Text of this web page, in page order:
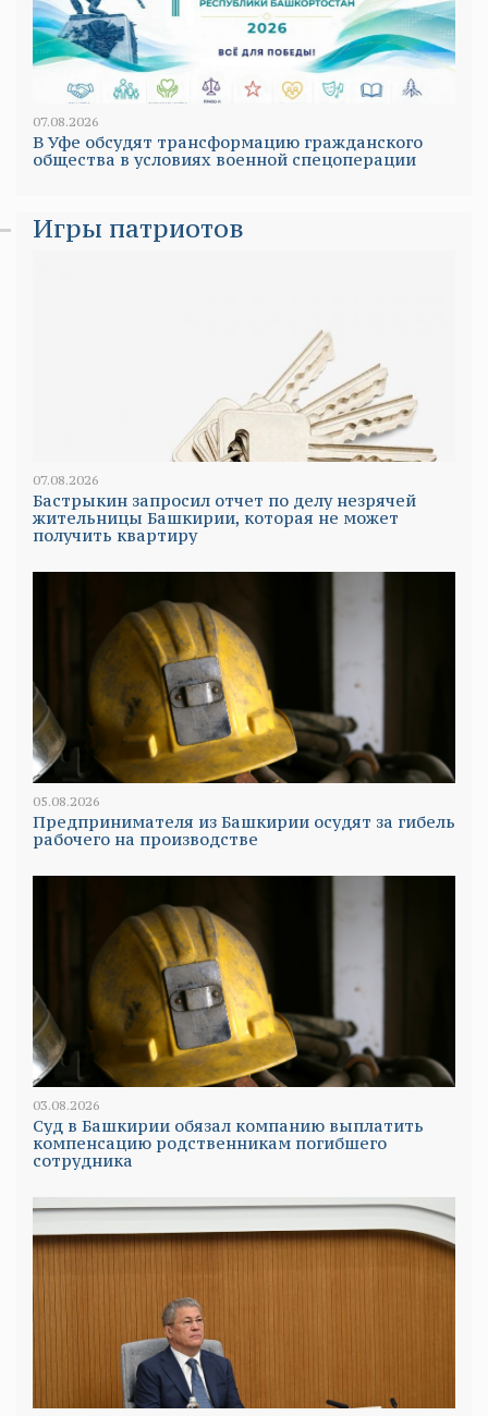
07.08.2026
В Уфе обсудят трансформацию гражданского
общества в условиях военной спецоперации
Игры патриотов
07.08.2026
Бастрыкин запросил отчет по делу незрячей
жительницы Башкирии, которая не может
получить квартиру
05.08.2026
Предпринимателя из Башкирии осудят за гибель
рабочего на производстве
03.08.2026
Суд в Башкирии обязал компанию выплатить
компенсацию родственникам погибшего
сотрудника